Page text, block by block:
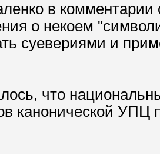
в
о некоем
суевериями и
что
канонической УПЦ